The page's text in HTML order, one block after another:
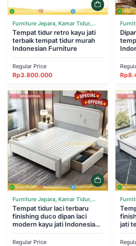
Furniture Jepara, Kamar Tidur,
Tempat Tidur
Tempat tidur retro kayu jati
terbaik tempat tidur murah
Indonesian Furniture
Regular Price
Rp3.800.000 Rp
Furniture Jepara, Kamar Tidur,
Tempat Tidur
Tempat tidur laci terbaru
finishing duco dipan laci
modern kayu jati Indonesian
Regular Price
jati